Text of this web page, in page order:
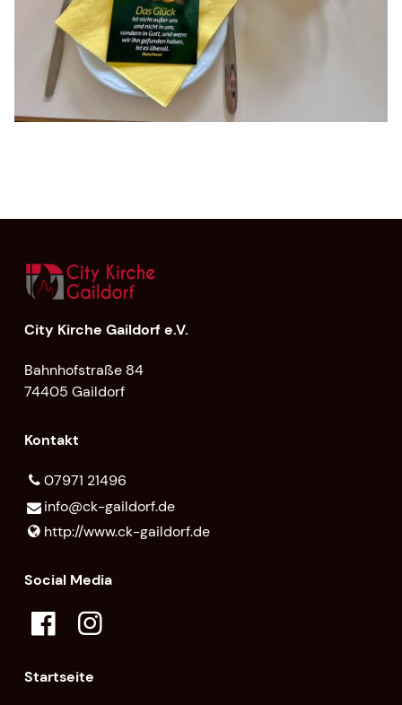
City Kirche Gaildorf e.V.
Bahnhofstraße 84
74405 Gaildorf
Kontakt
07971 21496
info@​ck-gaildorf.​de
http://www.​ck-gaildorf.​de
Social Media
Startseite